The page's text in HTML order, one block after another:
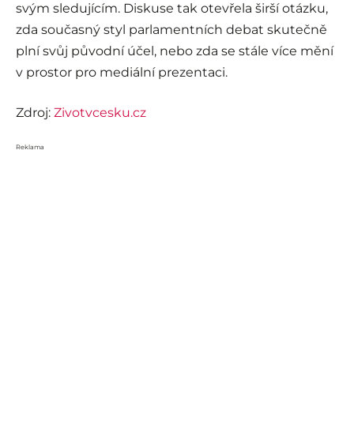
svým sledujícím. Diskuse tak otevřela širší otázku,
zda současný styl parlamentních debat skutečně
plní svůj původní účel, nebo zda se stále více mění
v prostor pro mediální prezentaci.
Zdroj: Zivotvcesku.cz
Reklama